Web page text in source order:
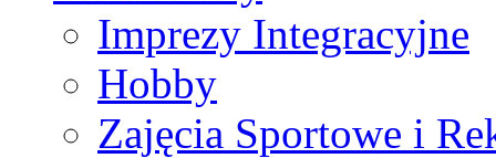
Imprezy Integracyjne
Hobby
Zajęcia Sportowe i